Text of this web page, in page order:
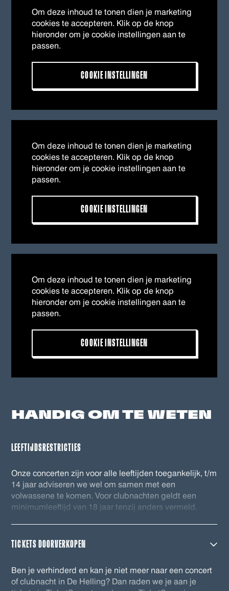
Om deze inhoud te tonen dien je marketing
cookies te accepteren. Klik op de knop
hieronder om je cookie instellingen aan te
passen.
COOKIE INSTELLINGEN
Om deze inhoud te tonen dien je marketing
cookies te accepteren. Klik op de knop
hieronder om je cookie instellingen aan te
passen.
COOKIE INSTELLINGEN
Om deze inhoud te tonen dien je marketing
cookies te accepteren. Klik op de knop
hieronder om je cookie instellingen aan te
passen.
COOKIE INSTELLINGEN
HANDIG OMTE WETEN
LEEFTIJDSRESTRICTIES
Onze concerten zijn voor alle leeftijden toegankelijk, t/m
14 jaar adviseren we wel om samen met een
volwassene te komen. Voor clubnachten geldt een
minimumleeftijd van 18 jaar tenzij anders vermeld.
TICKETS DOORVERKOPEN
Ben je verhinderd en kan je niet meer naar een concert
of clubnacht in De Helling? Dan raden we je aan je